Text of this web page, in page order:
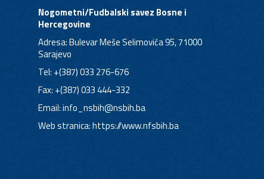
Nogometni/Fudbalski savez Bosne i
Hercegovine
Adresa: Bulevar Meše Selimovića 95, 71000
Sarajevo
Tel: +(387) 033 276-676
Fax: +(387) 033 444-332
Email:info_nsbih@nsbih.ba
Web stranica: https://www.nfsbih.ba